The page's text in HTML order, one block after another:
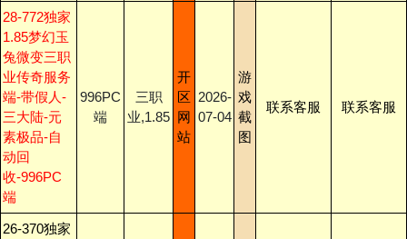
28-772独家
1.85梦幻玉
兔微变三职
业传奇服务
端-带假人-
三大陆-元
素极品-自
动回
收-996PC
端
996PC
端
三职
业,1.85
开
区
网
站
2026-
07-04
游
戏
截
图
联系客服 联系客服
26-370独家